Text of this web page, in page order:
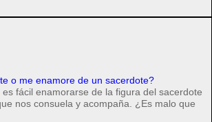
o me enamore de un sacerdote?
fácil enamorarse de la figura del sacerdote
nos consuela y acompaña. ¿Es malo que